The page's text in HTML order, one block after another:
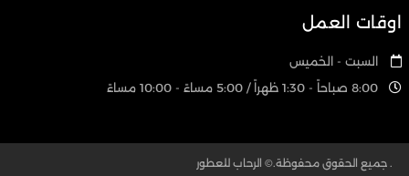
اوقات العمل
السبت - الخميس
8:00 صباحاً - 1:30 ظهراً / 5:00 مساءً - 10:00 مساءً
. جميع الحقوق محفوظة.© الرحاب للعطور